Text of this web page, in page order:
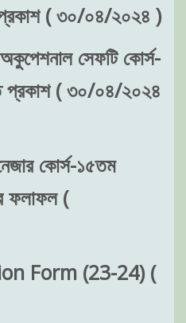
প্রকাশ ( ৩০/০৪/২০২৪ )
সেফটি কোর্স-
প্রকাশ ( ৩০/০৪/২০২৪
কোর্স-১৫তম
ফলাফল (
Form (23-24) (